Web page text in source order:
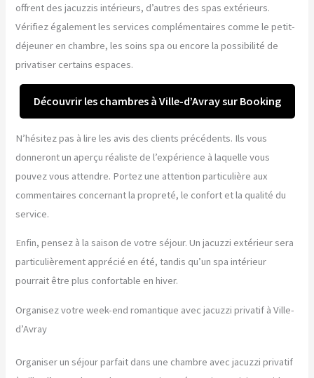
offrent des jacuzzis intérieurs, d’autres des spas extérieurs.
Vérifiez également les services complémentaires comme le petit-
déjeuner en chambre, les soins spa ou encore la possibilité de
privatiser certains espaces.
Découvrir les chambres à Ville-d’Avray sur Booking
N’hésitez pas à lire les avis des clients précédents. Ils vous
donneront un aperçu réaliste de l’expérience à laquelle vous
pouvez vous attendre. Portez une attention particulière aux
commentaires concernant la propreté, le confort et la qualité du
service.
Enfin, pensez à la saison de votre séjour. Un jacuzzi extérieur sera
particulièrement apprécié en été, tandis qu’un spa intérieur
pourrait être plus confortable en hiver.
Organisez votre week-end romantique avec jacuzzi privatif à Ville-
d’Avray
Organiser un séjour parfait dans une chambre avec jacuzzi privatif